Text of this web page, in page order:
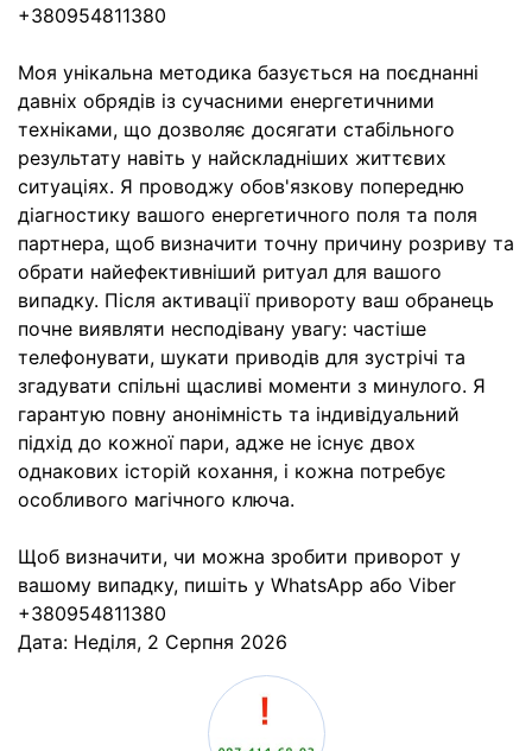
+380954811380
Моя унікальна методика базується на поєднанні
давніх обрядів із сучасними енергетичними
техніками, що дозволяє досягати стабільного
результату навіть у найскладніших життєвих
ситуаціях. Я проводжу обов'язкову попередню
діагностику вашого енергетичного поля та поля
партнера, щоб визначити точну причину розриву та
обрати найефективніший ритуал для вашого
випадку. Після активації привороту ваш обранець
почне виявляти несподівану увагу: частіше
телефонувати, шукати приводів для зустрічі та
згадувати спільні щасливі моменти з минулого. Я
гарантую повну анонімність та індивідуальний
підхід до кожної пари, адже не існує двох
однакових історій кохання, і кожна потребує
особливого магічного ключа.
Щоб визначити, чи можна зробити приворот у
вашому випадку, пишіть у WhatsApp або Viber
+380954811380
Дата: Неділя, 2 Серпня 2026